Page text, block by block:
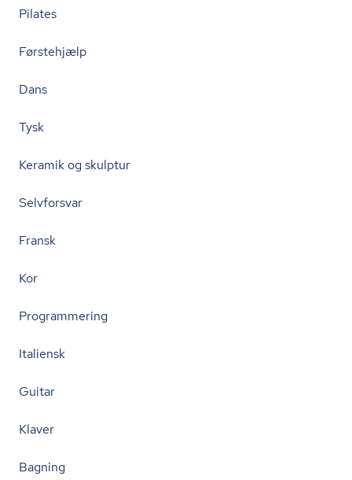
Pilates
Førstehjælp
Dans
Tysk
Keramik og skulptur
Selvforsvar
Fransk
Kor
Programmering
Italiensk
Guitar
Klaver
Bagning